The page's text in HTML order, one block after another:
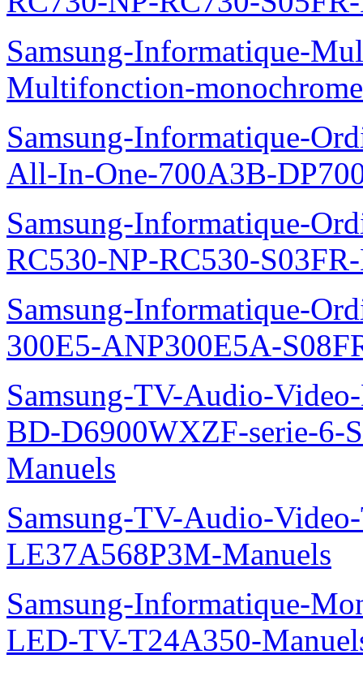
Samsung-Informatique-
Multifonction-
Samsung-Informatique-
All-In-One-700A3B-
Samsung-Informatique-
RC530-NP-RC530-
Samsung-Informatique-
300E5-ANP300E5A-
Samsung-TV-Audio-
BD-D6900WXZF-serie-6-
Manuels
Samsung-TV-Audio-
LE37A568P3M-Manuels
Samsung-Informatique-
LED-TV-T24A350-